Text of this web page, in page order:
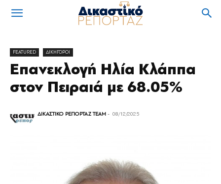
FEATURED ΔΙΚΗΓΟΡΟΙ
Επανεκλογή Ηλία Κλάππα
στον Πειραιά με 68.05%
ΔΙΚΑΣΤΙΚΟ ΡΕΠΟΡΤΑΖ TEAM - 08/12/2025